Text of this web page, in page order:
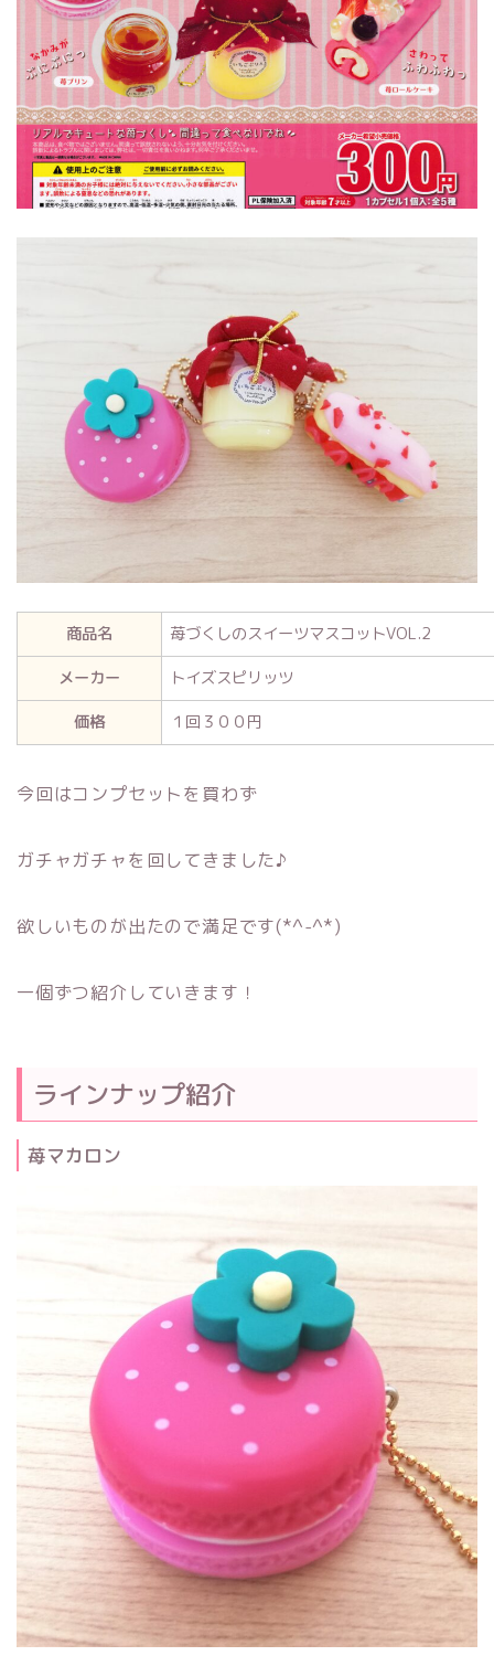
商品名
苺づくしのスイーツマスコットVOL.2
メーカー
トイズスピリッツ
価格
１回３００円
今回はコンプセットを買わず
ガチャガチャを回してきました♪
欲しいものが出たので満足です(*^-^*)
一個ずつ紹介していきます！
ラインナップ紹介
苺マカロン